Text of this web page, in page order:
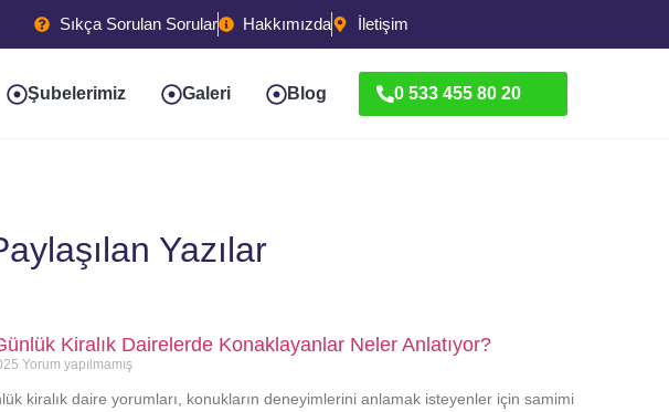
Sıkça Sorulan Sorular Hakkımızda İletişim
Şubelerimiz Galeri Blog 0 533 455 80 20
Yazılar
Kiralık Dairelerde Konaklayanlar Neler Anlatıyor?
Yorum yapılmamış
kiralık daire yorumları, konukların deneyimlerini anlamak isteyenler için samimi